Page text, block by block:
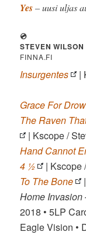
Yes– uusi uljas
💿
STEVEN WILSON
FINNA.FI
Insurgentes |
Grace For
The Raven
| Kscope /
Hand Cannot
4 ½
| Kscope
To The Bone
Home Invasion
2018 • 5LP
Eagle Vision •